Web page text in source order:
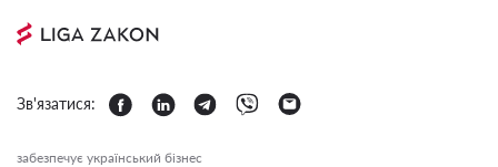
Зв'язатися:
забезпечує український бізнес